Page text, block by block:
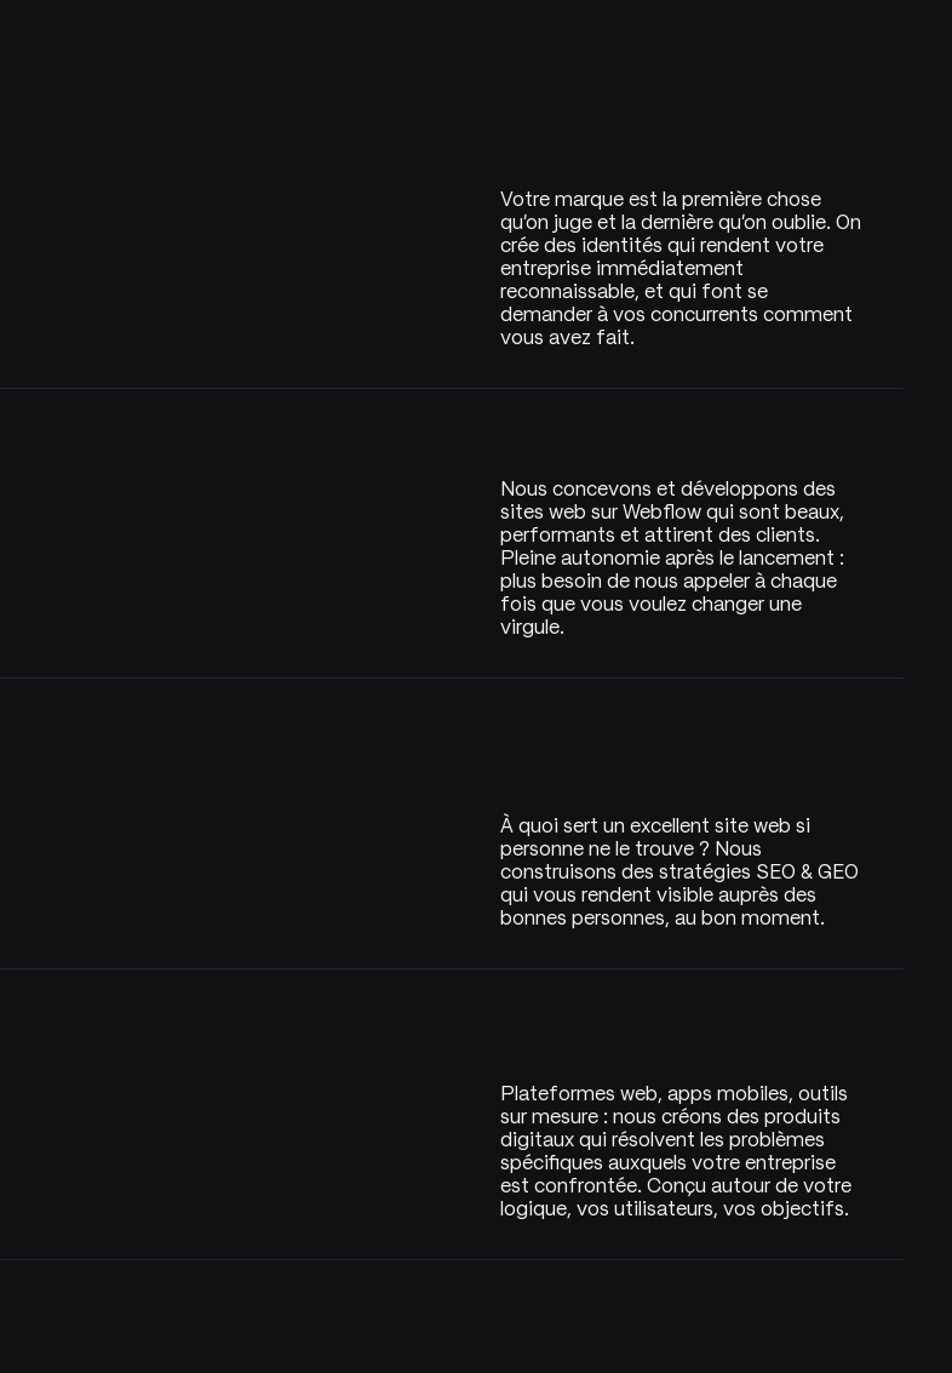
Votre marque est la première chose
qu'on juge et la dernière qu'on oublie. On
crée des identités qui rendent votre
entreprise immédiatement
reconnaissable, et qui font se
demander à vos concurrents comment
vous avez fait.
Nous concevons et développons des
sites web sur Webflow qui sont beaux,
performants et attirent des clients.
Pleine autonomie après le lancement :
plus besoin de nous appeler à chaque
fois que vous voulez changer une
virgule.
À quoi sert un excellent site web si
personne ne le trouve ? Nous
construisons des stratégies SEO & GEO
qui vous rendent visible auprès des
bonnes personnes, au bon moment.
Plateformes web, apps mobiles, outils
sur mesure : nous créons des produits
digitaux qui résolvent les problèmes
spécifiques auxquels votre entreprise
est confrontée. Conçu autour de votre
logique, vos utilisateurs, vos objectifs.